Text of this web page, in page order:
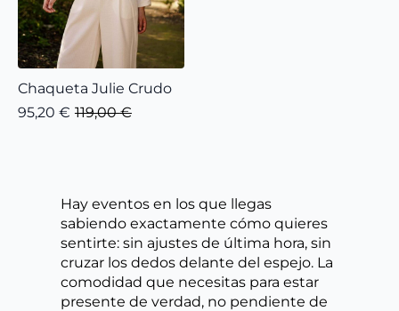
Chaqueta Julie Crudo
119,00€
El
95,20 €
El
Hay eventos en los que llegas
sabiendo exactamente cómo quieres
sentirte: sin ajustes de última hora, sin
cruzar los dedos delante del espejo. La
comodidad que necesitas para estar
presente de verdad, no pendiente de